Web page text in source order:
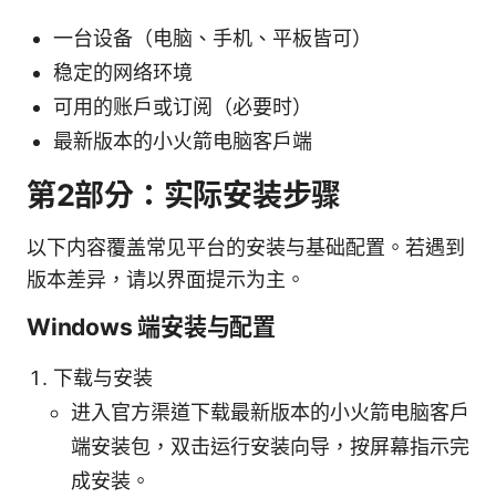
一台设备（电脑、手机、平板皆可）
稳定的网络环境
可用的账户或订阅（必要时）
最新版本的小火箭电脑客户端
第2部分：实际安装步骤
以下内容覆盖常见平台的安装与基础配置。若遇到
版本差异，请以界面提示为主。
Windows 端安装与配置
下载与安装
进入官方渠道下载最新版本的小火箭电脑客户
端安装包，双击运行安装向导，按屏幕指示完
成安装。